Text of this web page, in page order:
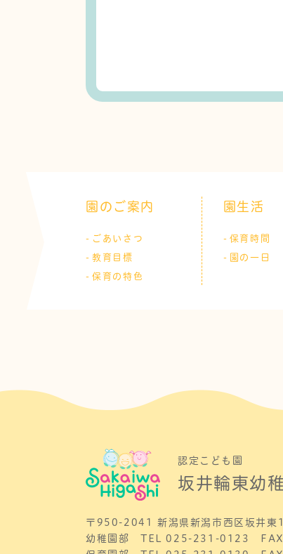
園のご案内
ごあいさつ
教育目標
保育の特色
園生活
保育時間
園の一日
認定こども園
坂井輪東幼
〒950-2041 新潟県新潟市西区坂井東
幼稚園部 TEL025-231-0123